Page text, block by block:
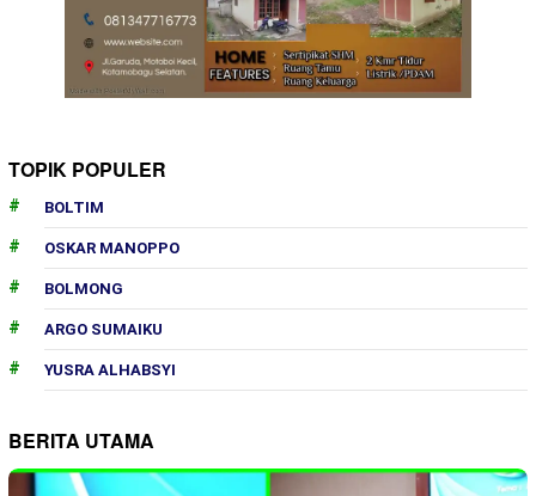
TOPIK POPULER
BOLTIM
OSKAR MANOPPO
BOLMONG
ARGO SUMAIKU
YUSRA ALHABSYI
BERITA UTAMA